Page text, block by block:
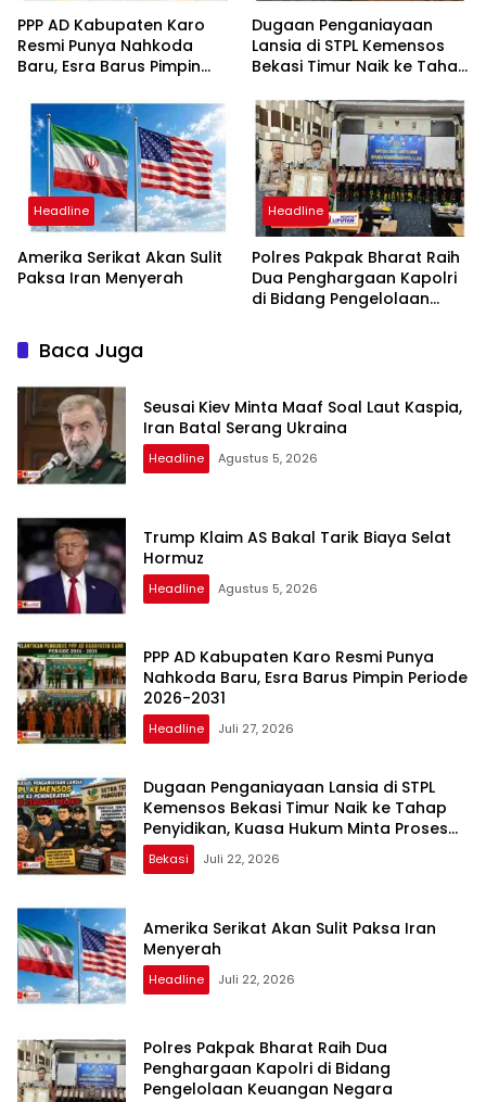
PPP AD Kabupaten Karo
Resmi Punya Nahkoda
Baru, Esra Barus Pimpin
Dugaan Penganiayaan
Lansia di STPL Kemensos
Bekasi Timur Naik ke Tahap
Minta Proses Transparan
dan Bebas Intervensi
Headline
Amerika Serikat Akan Sulit
Paksa Iran Menyerah
Headline
Polres Pakpak Bharat Raih
Dua Penghargaan Kapolri
di Bidang Pengelolaan
Baca Juga
Seusai Kiev Minta Maaf Soal Laut Kaspia,
Iran Batal Serang Ukraina
Headline Agustus 5, 2026
Trump Klaim AS Bakal Tarik Biaya Selat
Hormuz
Headline Agustus 5, 2026
PPP AD Kabupaten Karo Resmi Punya
Nahkoda Baru, Esra Barus Pimpin Periode
2026-2031
Headline Juli 27, 2026
Dugaan Penganiayaan Lansia di STPL
Kemensos Bekasi Timur Naik ke Tahap
Penyidikan, Kuasa Hukum Minta Proses
Transparan dan Bebas Intervensi
Bekasi Juli 22, 2026
Amerika Serikat Akan Sulit Paksa Iran
Menyerah
Headline Juli 22, 2026
Polres Pakpak Bharat Raih Dua
Penghargaan Kapolri di Bidang
Pengelolaan Keuangan Negara